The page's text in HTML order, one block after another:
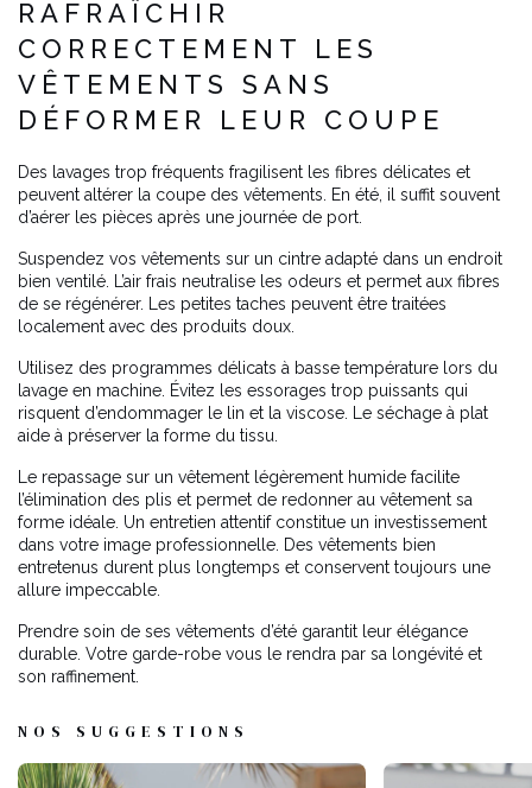
RAFRAÎCHIR
CORRECTEMENT LES
VÊTEMENTS SANS
DÉFORMER LEUR COUPE
Des lavages trop fréquents fragilisent les fibres délicates et
peuvent altérer la coupe des vêtements. En été, il suffit souvent
d’aérer les pièces après une journée de port.
Suspendez vos vêtements sur un cintre adapté dans un endroit
bien ventilé. L’air frais neutralise les odeurs et permet aux fibres
de se régénérer. Les petites taches peuvent être traitées
localement avec des produits doux.
Utilisez des programmes délicats à basse température lors du
lavage en machine. Évitez les essorages trop puissants qui
risquent d’endommager le lin et la viscose. Le séchage à plat
aide à préserver la forme du tissu.
Le repassage sur un vêtement légèrement humide facilite
l’élimination des plis et permet de redonner au vêtement sa
forme idéale. Un entretien attentif constitue un investissement
dans votre image professionnelle. Des vêtements bien
entretenus durent plus longtemps et conservent toujours une
allure impeccable.
Prendre soin de ses vêtements d’été garantit leur élégance
durable. Votre garde-robe vous le rendra par sa longévité et
son raffinement.
NOS SUGGESTIONS